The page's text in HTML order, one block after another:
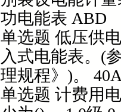
功电能表 ABD
单选题 低压供
入式电能表。(
理规程》)。
单选题 计费用